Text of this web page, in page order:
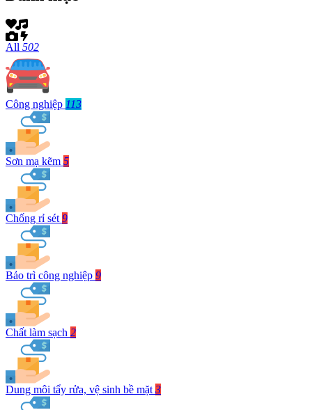
All 502
Công nghiệp 113
Sơn mạ kẽm 5
Chống rỉ sét 9
Bảo trì công nghiệp 9
Chất làm sạch 2
Dung môi tẩy rửa, vệ sinh bề mặt 3